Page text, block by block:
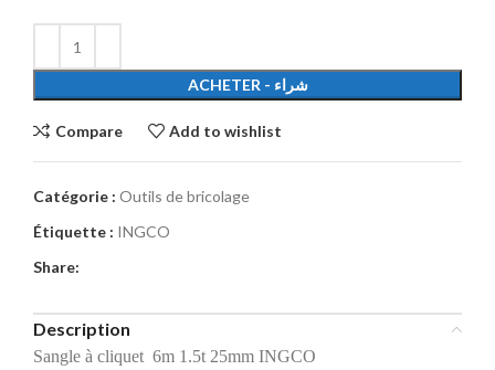
ACHETER - شراء
Compare Add to wishlist
Catégorie : Outils de bricolage
Étiquette : INGCO
Share:
Description
Sangle à cliquet 6m 1.5t 25mm INGCO